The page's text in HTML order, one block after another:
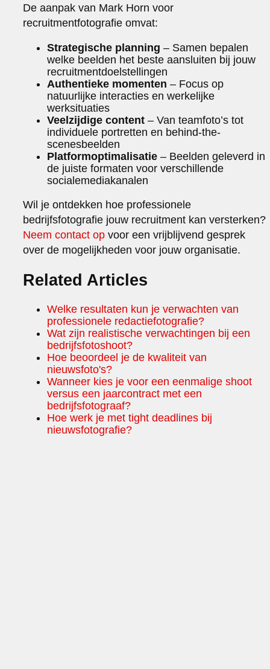
De aanpak van Mark Horn voor
recruitmentfotografie omvat:
Strategische planning – Samen bepalen
welke beelden het beste aansluiten bij jouw
recruitmentdoelstellingen
Authentieke momenten – Focus op
natuurlijke interacties en werkelijke
werksituaties
Veelzijdige content – Van teamfoto’s tot
individuele portretten en behind-the-
scenesbeelden
Platformoptimalisatie – Beelden geleverd in
de juiste formaten voor verschillende
socialemediakanalen
Wil je ontdekken hoe professionele
bedrijfsfotografie jouw recruitment kan versterken?
Neem contact op voor een vrijblijvend gesprek
over de mogelijkheden voor jouw organisatie.
Related Articles
Welke resultaten kun je verwachten van
professionele redactiefotografie?
Wat zijn realistische verwachtingen bij een
bedrijfsfotoshoot?
Hoe beoordeel je de kwaliteit van
nieuwsfoto's?
Wanneer kies je voor een eenmalige shoot
versus een jaarcontract met een
bedrijfsfotograaf?
Hoe werk je met tight deadlines bij
nieuwsfotografie?